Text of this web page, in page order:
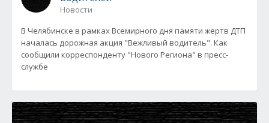
Новости
В Челябинске в рамках Всемирного дня памяти жертв ДТП
началась дорожная акция "Вежливый водитель". Как
сообщили корреспонденту "Нового Региона" в пресс-
службе